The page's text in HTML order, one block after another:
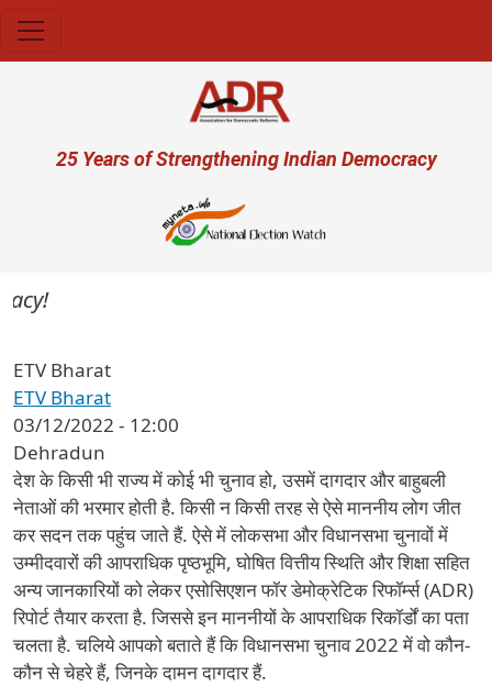
User account menu
25 Years of Strengthening Indian Democracy
ETV Bharat
ETV Bharat
03/12/2022 - 12:00
Dehradun
देश के किसी भी राज्य में कोई भी चुनाव हो, उसमें दागदार और बाहुबली
नेताओं की भरमार होती है. किसी न किसी तरह से ऐसे माननीय लोग जीत
कर सदन तक पहुंच जाते हैं. ऐसे में लोकसभा और विधानसभा चुनावों में
उम्मीदवारों की आपराधिक पृष्ठभूमि, घोषित वित्तीय स्थिति और शिक्षा सहित
अन्य जानकारियों को लेकर एसोसिएशन फॉर डेमोक्रेटिक रिफॉर्म्स (ADR)
रिपोर्ट तैयार करता है. जिससे इन माननीयों के आपराधिक रिकॉर्डों का पता
चलता है. चलिये आपको बताते हैं कि विधानसभा चुनाव 2022 में वो कौन-
कौन से चेहरे हैं, जिनके दामन दागदार हैं.